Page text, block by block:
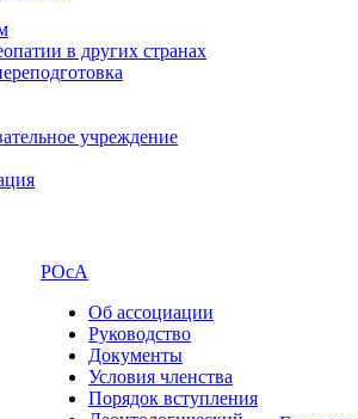
в других странах
учреждение
РОсА
Об ассоциации
Руководство
Документы
Условия членства
Порядок вступления